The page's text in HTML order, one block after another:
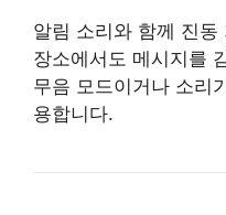
알림 소리와 함께 진
장소에서도 메시지를
무음 모드이거나 소리
용합니다.